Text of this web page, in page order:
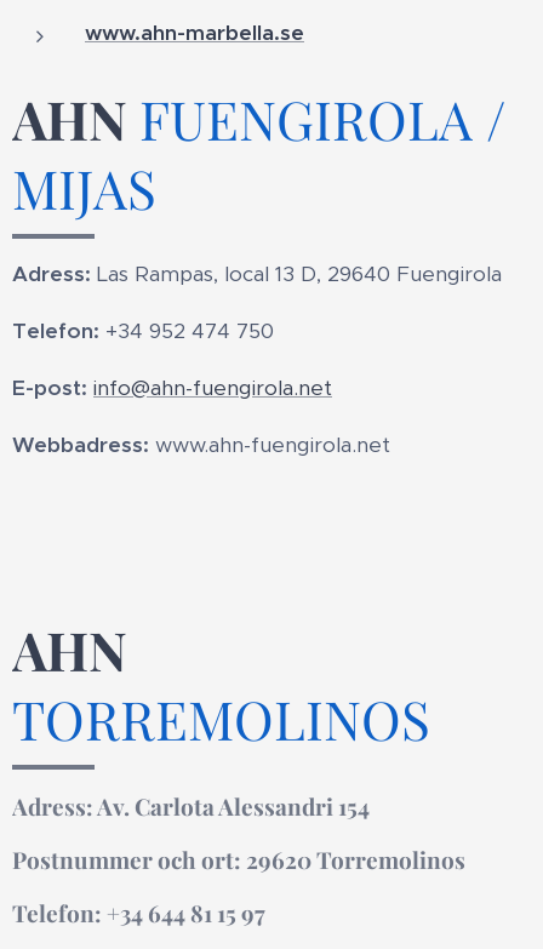
www.ahn-marbella.se
AHN FUENGIROLA /
MIJAS
Adress: Las Rampas, local 13 D, 29640 Fuengirola
Telefon: +34 952 474 750
E-post: info@ahn-fuengirola.net
Webbadress: www.ahn-fuengirola.net
AHN
TORREMOLINOS
Adress: Av. Carlota Alessandri 154
Postnummer och ort: 29620 Torremolinos
Telefon: +34 644 81 15 97